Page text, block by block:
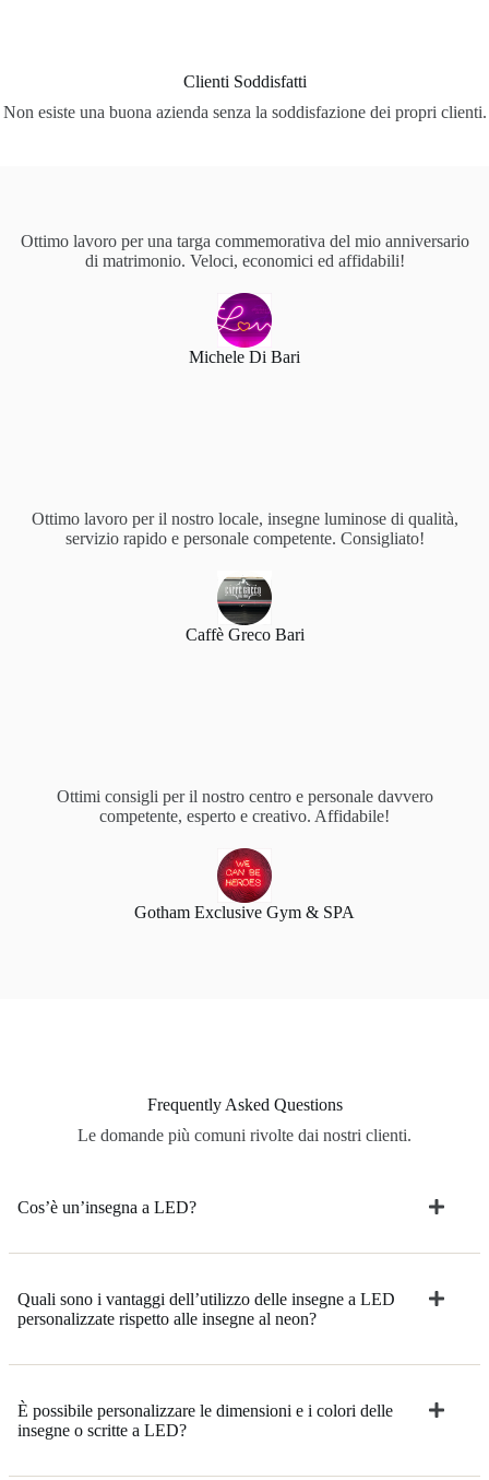
Clienti Soddisfatti
Non esiste una buona azienda senza la soddisfazione dei propri clienti.
Ottimo lavoro per una targa commemorativa del mio anniversario
di matrimonio. Veloci, economici ed affidabili!
Michele Di Bari
Ottimo lavoro per il nostro locale, insegne luminose di qualità,
servizio rapido e personale competente. Consigliato!
Caffè Greco Bari
Ottimi consigli per il nostro centro e personale davvero
competente, esperto e creativo. Affidabile!
Gotham Exclusive Gym & SPA
Frequently Asked Questions
Le domande più comuni rivolte dai nostri clienti.
Cos’è un’insegna a LED?
Quali sono i vantaggi dell’utilizzo delle insegne a LED
personalizzate rispetto alle insegne al neon?
È possibile personalizzare le dimensioni e i colori delle
insegne o scritte a LED?